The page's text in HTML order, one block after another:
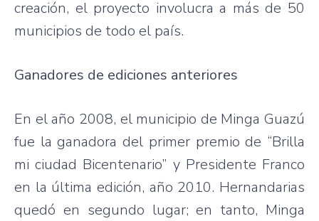
creación, el proyecto involucra a más de 50
municipios de todo el país.
Ganadores de ediciones anteriores
En elaño 2008, el municipio de Minga Guazú
fue laganadora del primer premio de “Brilla
miciudad Bicentenario” y Presidente Franco
en la última edición, año 2010. Hernandarias
quedó en segundo lugar; en tanto, Minga